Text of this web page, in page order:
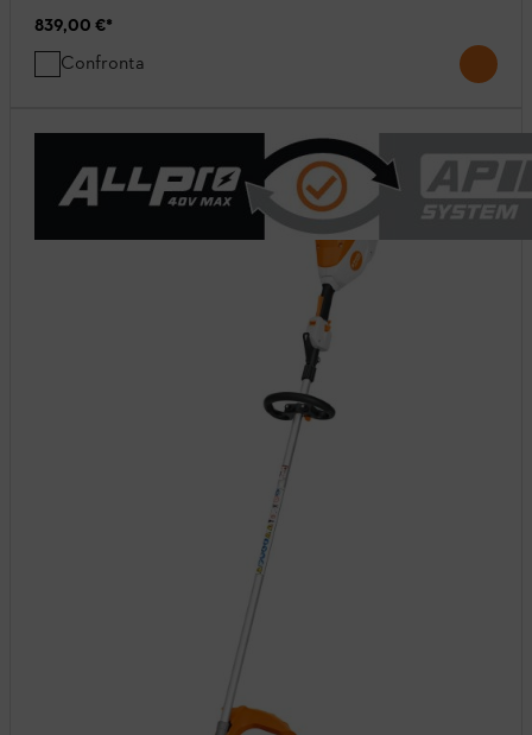
839,00 €*
Confronta